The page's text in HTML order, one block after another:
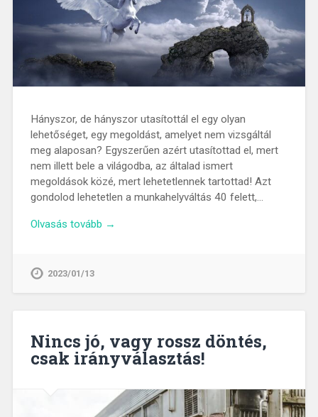
Hányszor, de hányszor utasítottál el egy olyan
lehetőséget, egy megoldást, amelyet nem vizsgáltál
meg alaposan? Egyszerűen azért utasítottad el, mert
nem illett bele a világodba, az általad ismert
megoldások közé, mert lehetetlennek tartottad! Azt
gondolod lehetetlen a munkahelyváltás 40 felett,…
Olvasás tovább →
2023/01/13
Nincs jó, vagy rossz döntés,
csak irányválasztás!